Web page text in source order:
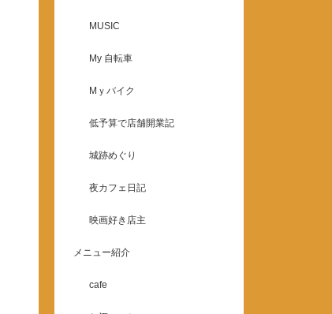
MUSIC
My 自転車
Mｙバイク
低予算で店舗開業記
城跡めぐり
夜カフェ日記
映画好き店主
メニュー紹介
cafe